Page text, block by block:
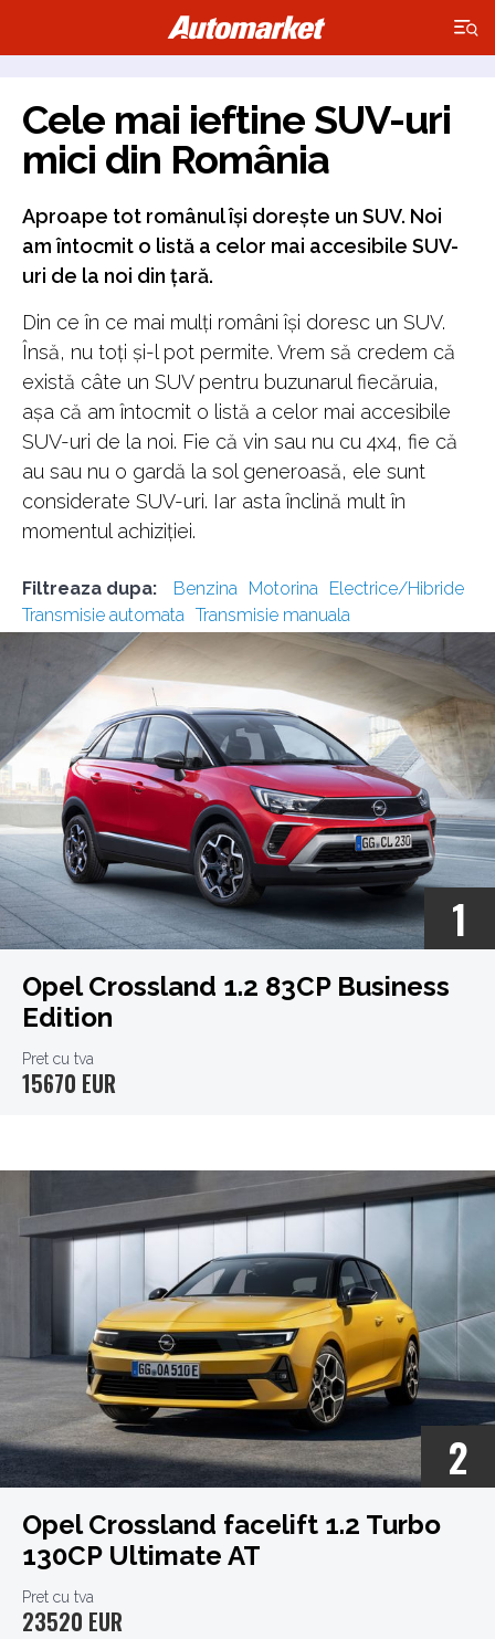
×
Cele mai ieftine SUV-uri
mici din România
Aproape tot românul își dorește un SUV. Noi
am întocmit o listă a celor mai accesibile SUV-
uri de la noi din țară.
Din ce în ce mai mulți români își doresc un SUV.
Însă, nu toți și-l pot permite. Vrem să credem că
există câte un SUV pentru buzunarul fiecăruia,
așa că am întocmit o listă a celor mai accesibile
SUV-uri de la noi. Fie că vin sau nu cu 4x4, fie că
au sau nu o gardă la sol generoasă, ele sunt
considerate SUV-uri. Iar asta înclină mult în
momentul achiziției.
Filtreaza dupa: Benzina Motorina Electrice/Hibride
Transmisie automata Transmisie manuala
1
Opel Crossland 1.2 83CP Business
Edition
Pret cu tva
15670 EUR
2
Opel Crossland facelift 1.2 Turbo
130CP Ultimate AT
Pret cu tva
23520 EUR